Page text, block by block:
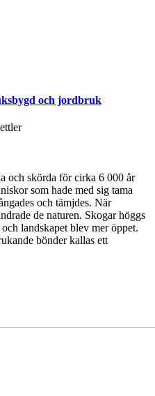
och jordbruk
och skörda för cirka 6 000 år
som hade med sig tama
och tämjdes. När
de naturen. Skogar höggs
landskapet blev mer öppet.
bönder kallas ett